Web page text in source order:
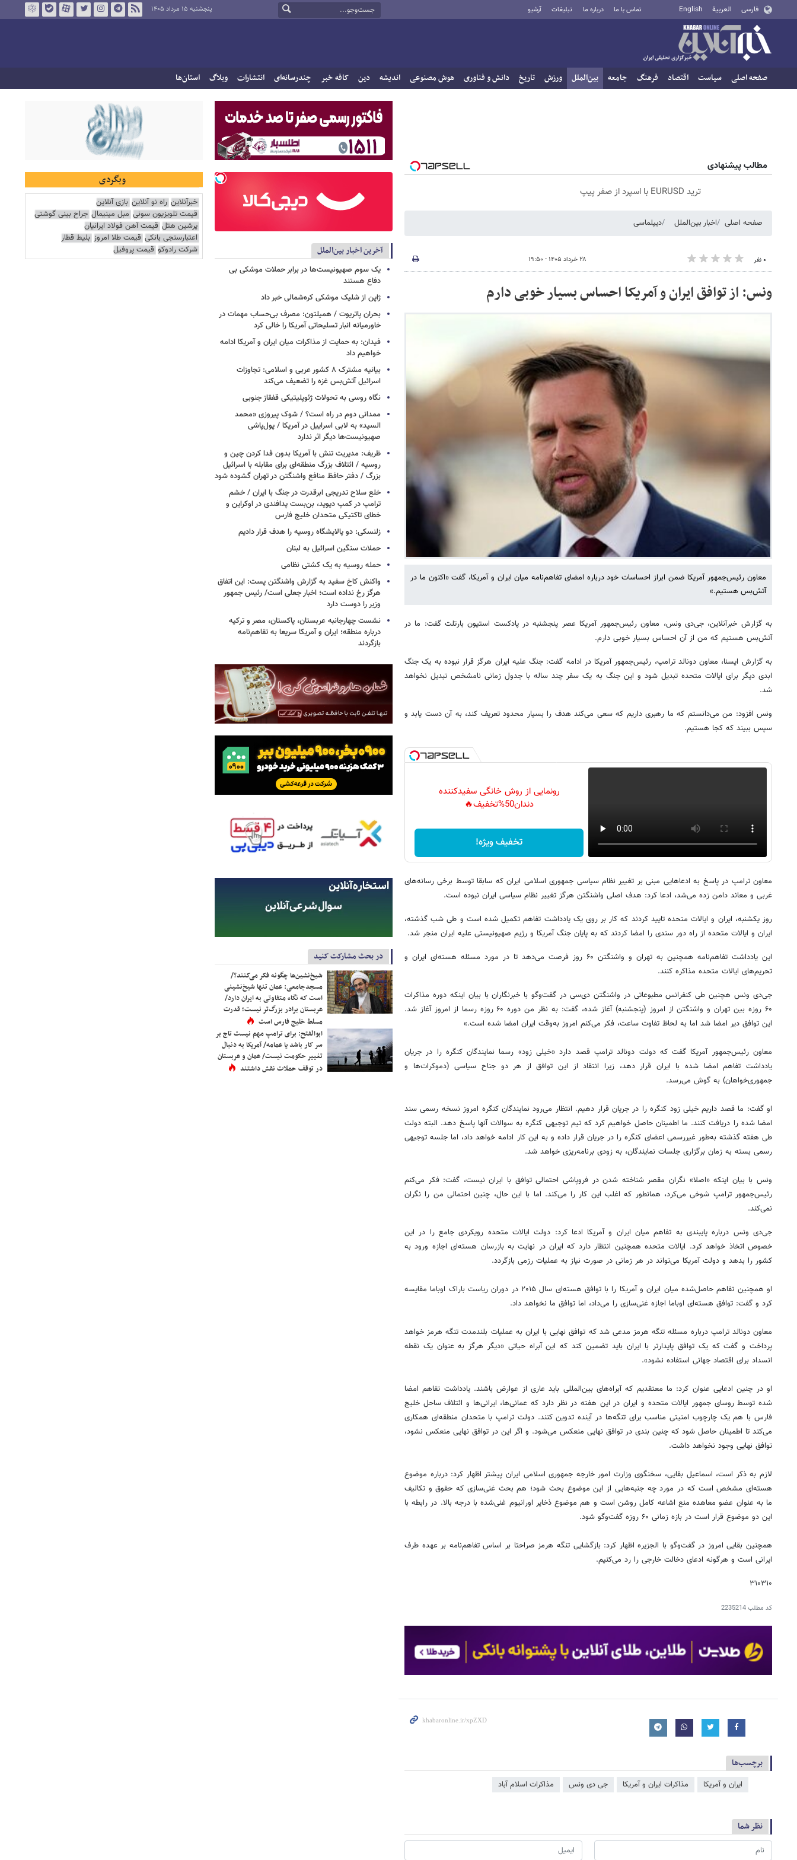
فارسی العربية English تماس با ما درباره ما تبلیغات آرشیو پنجشنبه ۱۵ مرداد ۱۴۰۵
صفحه اصلی سیاست اقتصاد فرهنگ جامعه بین‌الملل ورزش تاریخ دانش و فناوری هوش مصنوعی اندیشه دین کافه خبر چندرسانه‌ای انتشارات وبلاگ استان‌ها
مطالب پیشنهادی
ترید EURUSD با اسپرد از صفر پیپ
صفحه اصلی اخبار بین‌الملل دیپلماسی
۰ نفر ۲۸ خرداد ۱۴۰۵ - ۱۹:۵۰
ونس: از توافق ایران و آمریکا احساس بسیار خوبی دارم
معاون رئیس‌جمهور آمریکا ضمن ابراز احساسات خود درباره امضای تفاهم‌نامه میان ایران و آمریکا، گفت «اکنون ما در
آتش‌بس هستیم.»
به گزارش خبرآنلاین، جی‌دی ونس، معاون رئیس‌جمهور آمریکا عصر پنجشنبه در پادکست استیون بارتلت گفت: ما در
آتش‌بس هستیم که من از آن احساس بسیار خوبی دارم.
به گزارش ایسنا، معاون دونالد ترامپ، رئیس‌جمهور آمریکا در ادامه گفت: جنگ علیه ایران هرگز قرار نبوده به یک جنگ
ابدی دیگر برای ایالات متحده تبدیل شود و این جنگ به یک سفر چند ساله با جدول زمانی نامشخص تبدیل نخواهد
شد.
ونس افزود: من می‌دانستم که ما رهبری داریم که سعی می‌کند هدف را بسیار محدود تعریف کند، به آن دست یابد و
سپس ببیند که کجا هستیم.
رونمایی از روش خانگی سفیدکننده
دندان50%تخفیف🔥
تخفیف ویژه!
معاون ترامپ در پاسخ به ادعاهایی مبنی بر تغییر نظام سیاسی جمهوری اسلامی ایران که سابقا توسط برخی رسانه‌های
غربی و معاند دامن زده می‌شد، ادعا کرد: هدف اصلی واشنگتن هرگز تغییر نظام سیاسی ایران نبوده است.
روز یکشنبه، ایران و ایالات متحده تایید کردند که کار بر روی یک یادداشت تفاهم تکمیل شده است و طی شب گذشته،
ایران و ایالات متحده از راه دور سندی را امضا کردند که به پایان جنگ آمریکا و رژیم صهیونیستی علیه ایران منجر شد.
این یادداشت تفاهم‌نامه همچنین به تهران و واشنگتن ۶۰ روز فرصت می‌دهد تا در مورد مسئله هسته‌ای ایران و
تحریم‌های ایالات متحده مذاکره کنند.
جی‌دی ونس هچنین طی کنفرانس مطبوعاتی در واشنگتن دی‌سی در گفت‌وگو با خبرنگاران با بیان اینکه دوره مذاکرات
۶۰ روزه بین تهران و واشنگتن از امروز (پنجشنبه) آغاز شده، گفت: به نظر من دوره ۶۰ روزه رسما از امروز آغاز شد.
این توافق دیر امضا شد اما به لحاظ تفاوت ساعت، فکر می‌کنم امروز به‌وقت ایران امضا شده است.»
معاون رئیس‌جمهور آمریکا گفت که دولت دونالد ترامپ قصد دارد «خیلی زود» رسما نمایندگان کنگره را در جریان
یادداشت تفاهم امضا شده با ایران قرار دهد، زیرا انتقاد از این توافق از هر دو جناح سیاسی (دموکرات‌ها و
جمهوری‌خواهان) به گوش می‌رسد.
او گفت: ما قصد داریم خیلی زود کنگره را در جریان قرار دهیم. انتظار می‌رود نمایندگان کنگره امروز نسخه رسمی سند
امضا شده را دریافت کنند. ما اطمینان حاصل خواهیم کرد که تیم توجیهی کنگره به سوالات آنها پاسخ دهد. البته دولت
طی هفته گذشته به‌طور غیررسمی اعضای کنگره را در جریان قرار داده و به این کار ادامه خواهد داد، اما جلسه توجیهی
رسمی بسته به زمان برگزاری جلسات نمایندگان، به زودی برنامه‌ریزی خواهد شد.
ونس با بیان اینکه «اصلا» نگران مقصر شناخته شدن در فروپاشی احتمالی توافق با ایران نیست، گفت: فکر می‌کنم
رئیس‌جمهور ترامپ شوخی می‌کرد، همانطور که اغلب این کار را می‌کند. اما با این حال، چنین احتمالی من را نگران
نمی‌کند.
جی‌دی ونس درباره پایبندی به تفاهم میان ایران و آمریکا ادعا کرد: دولت ایالات متحده رویکردی جامع را در این
خصوص اتخاذ خواهد کرد. ایالات متحده همچنین انتظار دارد که ایران در نهایت به بازرسان هسته‌ای اجازه ورود به
کشور را بدهد و دولت آمریکا می‌تواند در هر زمانی در صورت نیاز به عملیات رزمی بازگردد.
او همچنین تفاهم حاصل‌شده میان ایران و آمریکا را با توافق هسته‌ای سال ۲۰۱۵ در دوران ریاست باراک اوباما مقایسه
کرد و گفت: توافق هسته‌ای اوباما اجازه غنی‌سازی را می‌داد، اما توافق ما نخواهد داد.
معاون دونالد ترامپ درباره مسئله تنگه هرمز مدعی شد که توافق نهایی با ایران به عملیات بلندمدت تنگه هرمز خواهد
پرداخت و گفت که یک توافق پایدارتر با ایران باید تضمین کند که این آبراه حیاتی «دیگر هرگز به عنوان یک نقطه
انسداد برای اقتصاد جهانی استفاده نشود».
او در چنین ادعایی عنوان کرد: ما معتقدیم که آبراه‌های بین‌المللی باید عاری از عوارض باشند. یادداشت تفاهم امضا
شده توسط روسای جمهور ایالات متحده و ایران در این هفته در نظر دارد که عمانی‌ها، ایرانی‌ها و ائتلاف ساحل خلیج
فارس با هم یک چارچوب امنیتی مناسب برای تنگه‌ها در آینده تدوین کنند. دولت ترامپ با متحدان منطقه‌ای همکاری
می‌کند تا اطمینان حاصل شود که چنین بندی در توافق نهایی منعکس می‌شود. و اگر این در توافق نهایی منعکس نشود،
توافق نهایی وجود نخواهد داشت.
لازم به ذکر است، اسماعیل بقایی، سخنگوی وزارت امور خارجه جمهوری اسلامی ایران پیشتر اظهار کرد: درباره موضوع
هسته‌ای مشخص است که در مورد چه جنبه‌هایی از این موضوع بحث شود؛ هم بحث غنی‌سازی که حقوق و تکالیف
ما به عنوان عضو معاهده منع اشاعه کامل روشن است و هم موضوع ذخایر اورانیوم غنی‌شده با درجه بالا. در رابطه با
این دو موضوع قرار است در بازه زمانی ۶۰ روزه گفت‌وگو شود.
همچنین بقایی امروز در گفت‌وگو با الجزیره اظهار کرد: بازگشایی تنگه هرمز صراحتا بر اساس تفاهم‌نامه بر عهده طرف
ایرانی است و هرگونه ادعای دخالت خارجی را رد می‌کنیم.
۳۱۰۳۱۰
کد مطلب2235214
برچسب‌ها
ایران و آمریکا مذاکرات ایران و آمریکا جی دی ونس مذاکرات اسلام آباد
نظر شما
آخرین اخبار بین‌الملل
یک‌ سوم صهیونیست‌ها در برابر حملات موشکی بی
دفاع هستند
ژاپن از شلیک موشکی کره‌شمالی خبر داد
بحران پاتریوت / همیلتون: مصرف بی‌حساب مهمات در
خاورمیانه انبار تسلیحاتی آمریکا را خالی کرد
فیدان: به حمایت از مذاکرات میان ایران و آمریکا ادامه
خواهیم داد
بیانیه مشترک ۸ کشور عربی و اسلامی: تجاوزات
اسرائیل آتش‌بس غزه را تضعیف می‌کند
نگاه روسی به تحولات ژئوپلیتیکی قفقاز جنوبی
ممدانی دوم در راه است؟ / شوک پیروزی «محمد
السید» به لابی اسراییل در آمریکا / پول‌پاشی
صهیونیست‌ها دیگر اثر ندارد
ظریف: مدیریت تنش با آمریکا بدون فدا کردن چین و
روسیه / ائتلاف بزرگ منطقه‌ای برای مقابله با اسرائیل
بزرگ / دفتر حافظ منافع واشنگتن در تهران گشوده شود
خلع سلاح تدریجی ابرقدرت در جنگ با ایران / خشم
ترامپ در کمپ دیوید، بن‌بست پدافندی در اوکراین و
خطای تاکتیکی متحدان خلیج فارس
زلنسکی: دو پالایشگاه روسیه را هدف قرار دادیم
حملات سنگین اسرائیل به لبنان
حمله روسیه به یک کشتی نظامی
واکنش کاخ سفید به گزارش واشنگتن پست: این اتفاق
هرگز رخ نداده است؛ اخبار جعلی است/ رئیس جمهور
وزیر را دوست دارد
نشست چهارجانبه عربستان، پاکستان، مصر و ترکیه
درباره منطقه؛ ایران و آمریکا سریعا به تفاهم‌نامه
بازگردند
در بحث مشارکت کنید
شیخ‌نشین‌ها چگونه فکر می‌کنند؟/
مسجدجامعی: عمان تنها شیخ‌نشینی
است که نگاه متفاوتی به ایران دارد/
عربستان برادر بزرگ‌تر نیست؛ قدرت
مسلط خلیج فارس است
ابوالفتح: برای ترامپ مهم نیست تاج بر
سر کار باشد یا عمامه/ آمریکا به دنبال
تغییر حکومت نیست/ عمان و عربستان
در توقف حملات نقش داشتند
وبگردی
خبرآنلاین راه نو آنلاین بازی آنلاین
قیمت تلویزیون سونی مبل مینیمال جراح بینی گوشتی
پرشین هتل قیمت آهن فولاد ایرانیان
اعتبارسنجی بانکی قیمت طلا امروز بلیط قطار
شرکت رادوکو قیمت پروفیل